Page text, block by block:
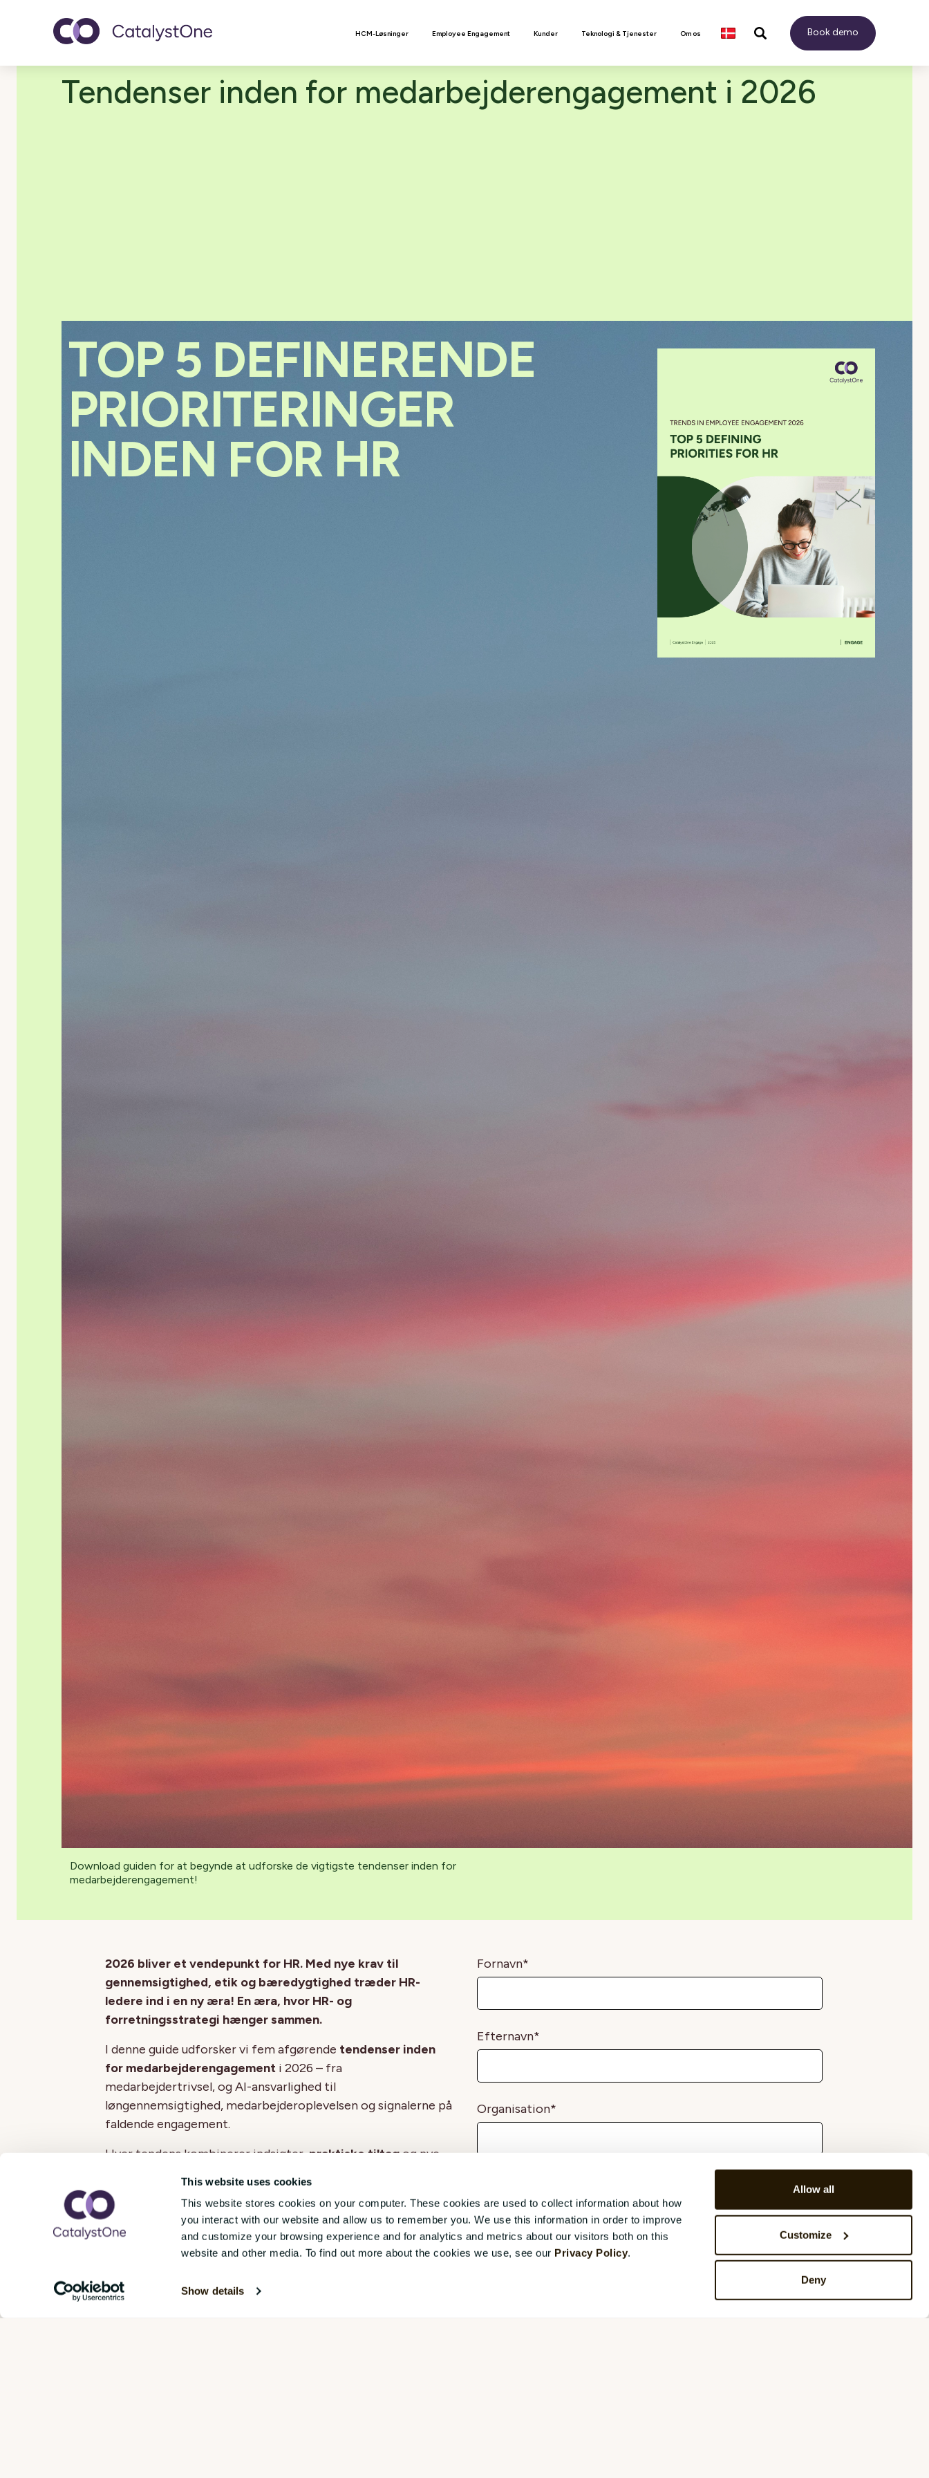
This website uses cookies
This website stores cookies on your computer. These cookies are used to collect information about how
you interact with our website and allow us to remember you. We use this information in order to improve
and customize your browsing experience and for analytics and metrics about our visitors both on this
website and other media. To find out more about the cookies we use, see our Privacy Policy.
Show details
Allow all
Customize
Deny
Toggle navigation HCM-Løsninger Employee Engagement Kunder Teknologi & Tjenester Om os Book demo
Tendenser inden for medarbejderengagement i 2026
TOP 5 DEFINERENDE
PRIORITERINGER
INDEN FOR HR
Download guiden for at begynde at udforske de vigtigste tendenser inden for
medarbejderengagement!
2026 bliver et vendepunkt for HR. Med nye krav til
gennemsigtighed, etik og bæredygtighed træder HR-
ledere ind i en ny æra! En æra, hvor HR- og
forretningsstrategi hænger sammen.
I denne guide udforsker vi fem afgørende tendenser inden
for medarbejderengagement i 2026 – fra
medarbejdertrivsel, og AI-ansvarlighed til
løngennemsigtighed, medarbejderoplevelsen og signalerne på
faldende engagement.
Hver tendens kombinerer indsigter,praktiske tiltagog nye
navigere det kommende år
Det vil du lære:
Hvordan nye EU-regler er ved at ændre HR’s ansvar.
quiet quitting.
Fornavn*
Efternavn*
Organisation*
Jobtitel*